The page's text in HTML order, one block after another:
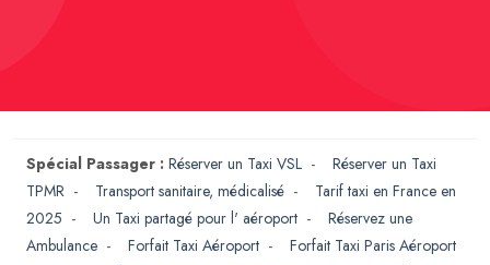
Spécial Passager : Réserver un Taxi VSL - Réserver un Taxi
TPMR - Transport sanitaire, médicalisé - Tarif taxi en France en
2025 - Un Taxi partagé pour l' aéroport - Réservez une
Ambulance - Forfait Taxi Aéroport - Forfait Taxi Paris Aéroport